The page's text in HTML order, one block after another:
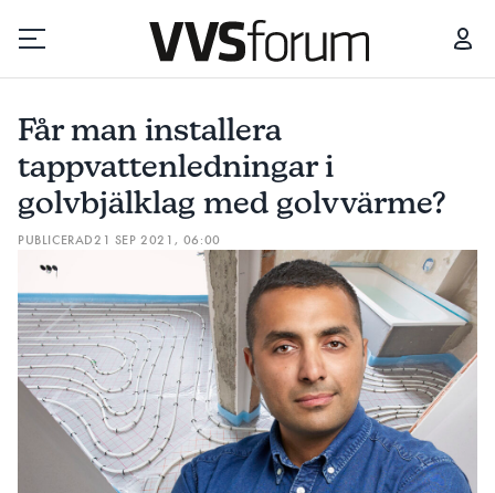
Prenumerera
Hantera prenumeration
Lediga jobb
Annonsera
Läs E-tidningen
Om tidningen
Får man installera
tappvattenledningar i
golvbjälklag med golvvärme?
PUBLICERAD21 SEP 2021, 06:00